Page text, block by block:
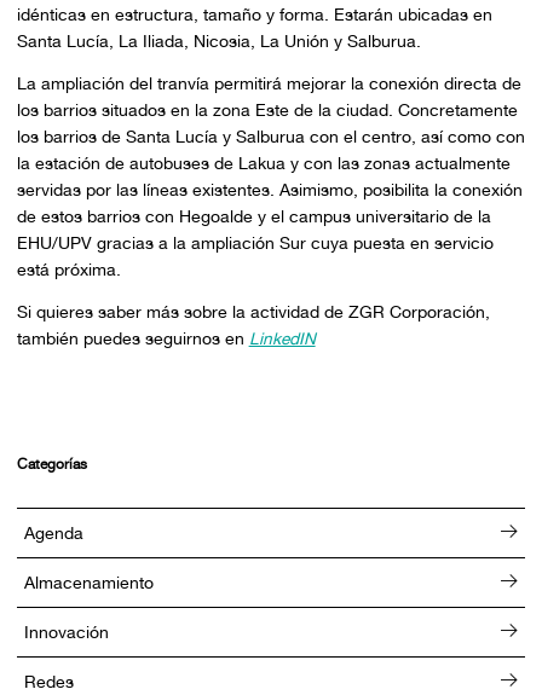
idénticas en estructura, tamaño y forma. Estarán ubicadas en
Santa Lucía, La Iliada, Nicosia, La Unión y Salburua.
La ampliación del tranvía permitirá mejorar la conexión directa de
los barrios situados en la zona Este de la ciudad. Concretamente
los barrios de Santa Lucía y Salburua con el centro, así como con
la estación de autobuses de Lakua y con las zonas actualmente
servidas por las líneas existentes. Asimismo, posibilita la conexión
de estos barrios con Hegoalde y el campus universitario de la
EHU/UPV gracias a la ampliación Sur cuya puesta en servicio
está próxima.
Si quieres saber más sobre la actividad de ZGR Corporación,
también puedes seguirnos en LinkedIN
Categorías
Agenda
Almacenamiento
Innovación
Redes